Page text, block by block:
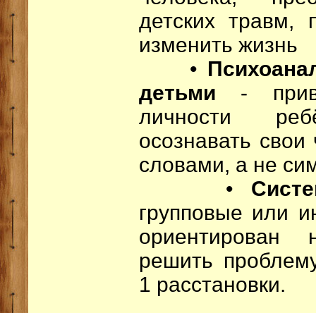
детских травм,
изменить жизнь
•
детьми -
личности
осознавать
словами, а не
•
групповые или
решить
1 расстановки.